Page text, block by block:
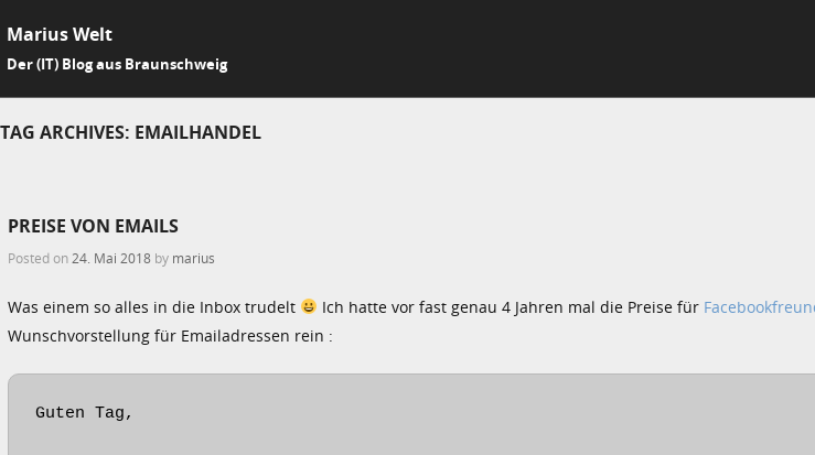
Marius Welt
Der (IT) Blog aus Braunschweig
TAG ARCHIVES: EMAILHANDEL
PREISE VON EMAILS
Posted on 24. Mai 2018 by marius
Was einem so alles in die Inbox trudelt Ich hatte vor fast genau 4 Jahren mal die Preise für
Wunschvorstellung für Emailadressen rein :
Guten Tag,